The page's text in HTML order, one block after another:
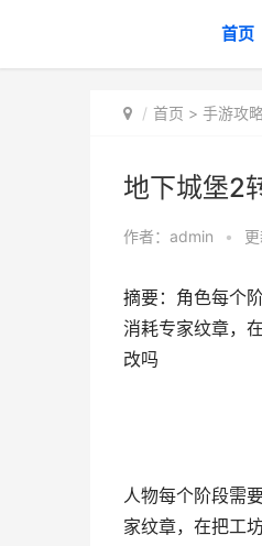
首页
首页 > 手游攻
地下城堡2
作者： admin •
摘要：角色每个
消耗专家纹章，
改吗
人物每个阶段需
家纹章，在把工